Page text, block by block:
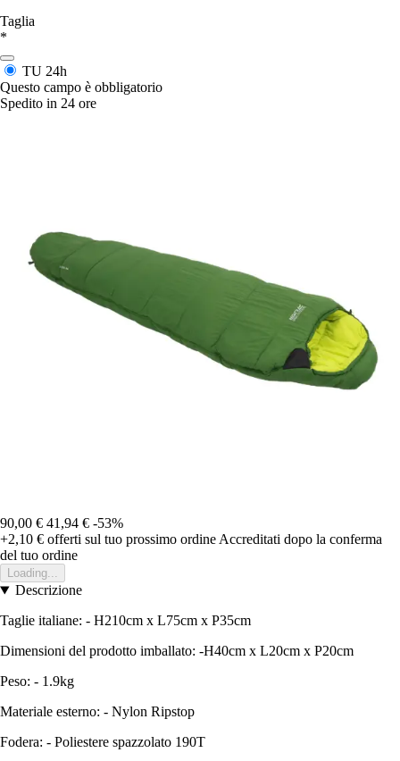
Taglia
*
TU 24h
Questo campo è obbligatorio
Spedito in 24 ore
90,00 € 41,94 € -53%
+2,10 € offerti sul tuo prossimo ordine Accreditati dopo la conferma
del tuo ordine
Loading...
Descrizione
Taglie italiane: - H210cm x L75cm x P35cm
Dimensioni del prodotto imballato: -H40cm x L20cm x P20cm
Peso: - 1.9kg
Materiale esterno: - Nylon Ripstop
Fodera: - Poliestere spazzolato 190T